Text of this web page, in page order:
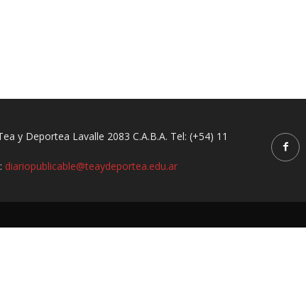
y Deportea Lavalle 2083 C.A.B.A. Tel: (+54) 11
diariopublicable@teaydeportea.edu.ar